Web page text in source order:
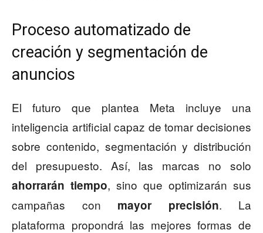
Proceso automatizado de
creación y segmentación de
anuncios
El futuro que plantea Meta incluye una
inteligencia artificial capaz de tomar decisiones
sobre contenido, segmentación y distribución
del presupuesto. Así, las marcas no solo
ahorrarán tiempo, sino que optimizarán sus
campañas con mayor precisión. La
plataforma propondrá las mejores formas de